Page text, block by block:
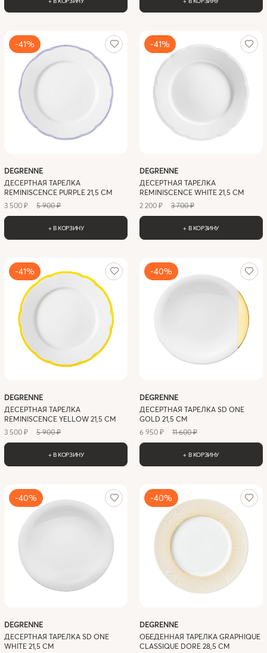
-41%
DEGRENNE
ДЕСЕРТНАЯ ТАРЕЛКА
REMINISCENCE PURPLE 21,5 СМ
3 500 ₽
5 900 ₽
+ В КОРЗИНУ
-41%
DEGRENNE
ДЕСЕРТНАЯ ТАРЕЛКА
REMINISCENCE WHITE 21,5 СМ
2 200 ₽
3 700 ₽
+ В КОРЗИНУ
-41%
DEGRENNE
ДЕСЕРТНАЯ ТАРЕЛКА
REMINISCENCE YELLOW 21,5 СМ
3 500 ₽
5 900 ₽
+ В КОРЗИНУ
-40%
DEGRENNE
ДЕСЕРТНАЯ ТАРЕЛКА SD ONE
GOLD 21,5 СМ
6 950 ₽
11 600 ₽
+ В КОРЗИНУ
-40%
DEGRENNE
ДЕСЕРТНАЯ ТАРЕЛКА SD ONE
WHITE 21,5 СМ
-40%
DEGRENNE
ОБЕДЕННАЯ ТАРЕЛКА GRAPHIQUE
CLASSIQUE DORE 28,5 СМ